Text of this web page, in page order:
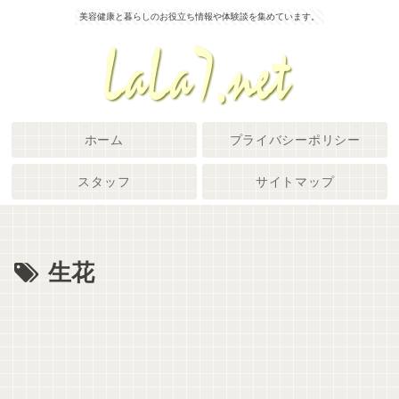
美容健康と暮らしのお役立ち情報や体験談を集めています。
ホーム プライバシーポリシー
スタッフ サイトマップ
生花